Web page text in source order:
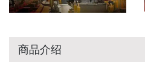
商品介绍